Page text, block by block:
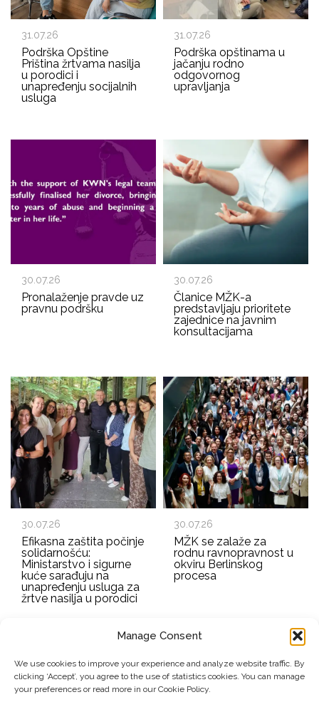
Manage Consent
We use cookies to improve your experience and analyze website traffic. By
clicking ‘Accept’, you agree to the use of statistics cookies. You can manage
your preferences or read more in our Cookie Policy.
31.07.26
Podrška Opštine
Priština žrtvama nasilja
u porodici i
unapređenju socijalnih
usluga
31.07.26
Podrška opštinama u
jačanju rodno
odgovornog
upravljanja
30.07.26
Pronalaženje pravde uz
pravnu podršku
30.07.26
Članice MŽK-a
predstavljaju prioritete
zajednice na javnim
konsultacijama
30.07.26
Efikasna zaštita počinje
solidarnošću:
Ministarstvo i sigurne
kuće sarađuju na
unapređenju usluga za
žrtve nasilja u porodici
30.07.26
MŽK se zalaže za
rodnu ravnopravnost u
okviru Berlinskog
procesa
EMAIL ADDRESS